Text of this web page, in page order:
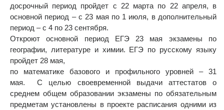
досрочный период пройдет с 22 марта по 22 апреля, в
основной период – с 23 мая по 1 июля, в дополнительный
период – с 4 по 23 сентября.
Откроют основной период ЕГЭ 23 мая экзамены по
географии, литературе и химии. ЕГЭ по русскому языку
пройдет 28 мая,
по математике базового и профильного уровней – 31
мая.С целью своевременной выдачи аттестатов о
среднем общем образовании экзамены по обязательным
предметам установлены в проекте расписания одними из